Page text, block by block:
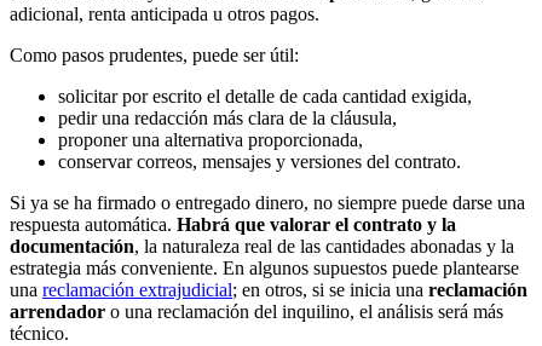
adicional, renta anticipada u otros pagos.
Como pasos prudentes, puede ser útil:
solicitar por escrito el detalle de cada cantidad exigida,
pedir una redacción más clara de la cláusula,
proponer una alternativa proporcionada,
conservar correos, mensajes y versiones del contrato.
Si ya se ha firmado o entregado dinero, no siempre puede darse una
respuesta automática. Habrá que valorar el contrato y la
documentación, la naturaleza real de las cantidades abonadas y la
estrategia más conveniente. En algunos supuestos puede plantearse
una reclamación extrajudicial; en otros, si se inicia una reclamación
arrendador o una reclamación del inquilino, el análisis será más
técnico.